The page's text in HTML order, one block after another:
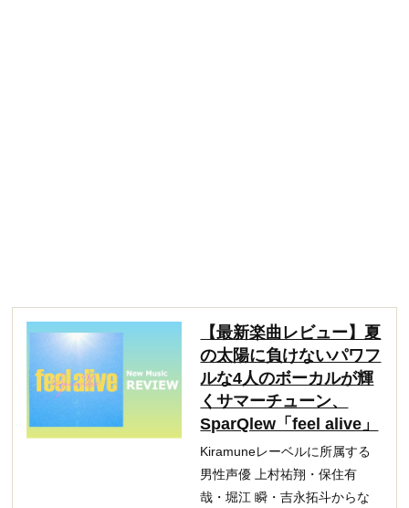
【最新楽曲レビュー】夏
の太陽に負けないパワフ
ルな4人のボーカルが輝
くサマーチューン、
SparQlew「feel alive」
Kiramuneレーベルに所属する
男性声優 上村祐翔・保住有
哉・堀江 瞬・吉永拓斗からな